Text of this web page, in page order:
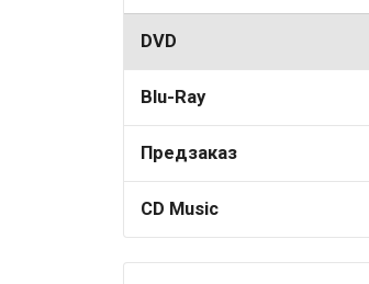
DVD
Blu-Ray
Предзаказ
CD Music